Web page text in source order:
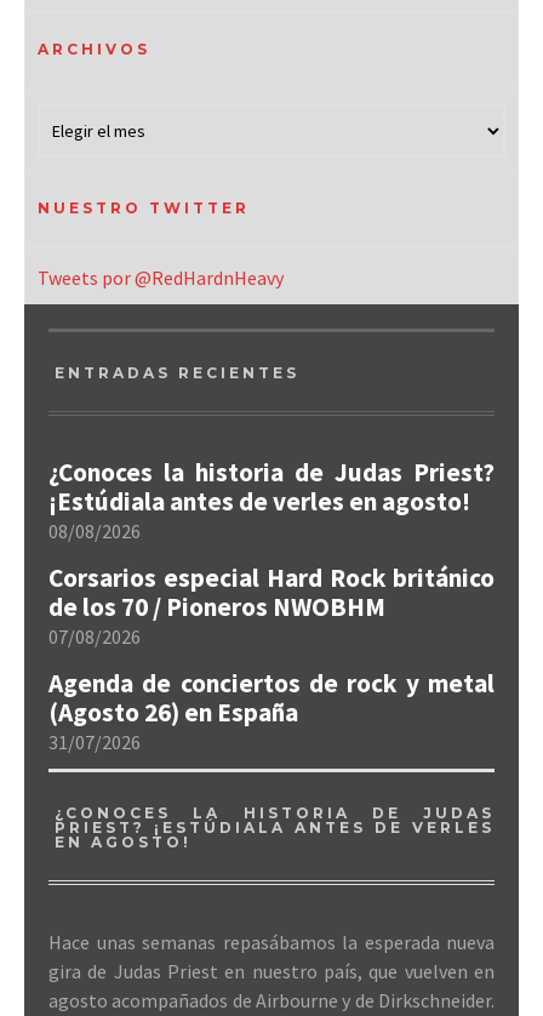
ARCHIVOS
NUESTRO TWITTER
Tweets por @RedHardnHeavy
ENTRADAS RECIENTES
¿Conoces la historia de Judas Priest?
¡Estúdiala antes de verles en agosto!
08/08/2026
Corsarios especial Hard Rock británico
de los 70 / Pioneros NWOBHM
07/08/2026
Agenda de conciertos de rock y metal
(Agosto 26) en España
31/07/2026
¿CONOCES LA HISTORIA DE JUDAS
PRIEST? ¡ESTÚDIALA ANTES DE VERLES
EN AGOSTO!
Hace unas semanas repasábamos la esperada nueva
gira de Judas Priest en nuestro país, que vuelven en
agosto acompañados de Airbourne y de Dirkschneider.